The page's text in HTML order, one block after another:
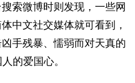
索微博时则发现，一些网
中文社交媒体就可看到，
手残暴、懦弱而对天真的
的爱国心。